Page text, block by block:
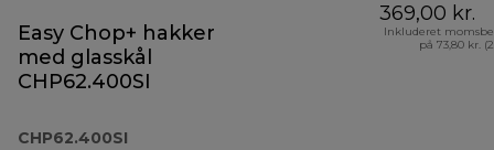
Easy Chop+ hakker
med glasskål
CHP62.400SI
CHP62.400SI
369,00 kr.
Inkluderet
på 73,80 kr.